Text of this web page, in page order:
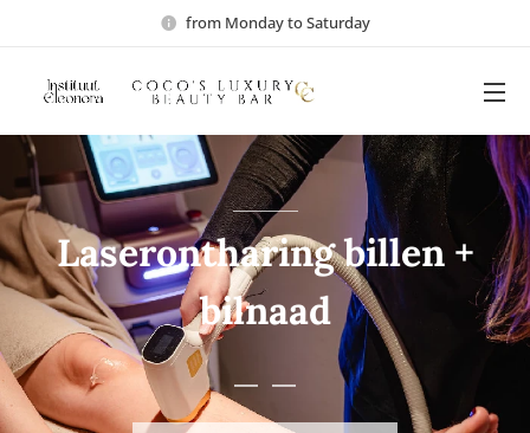
from Monday to Saturday
Laserontharing billen +
bilnaad